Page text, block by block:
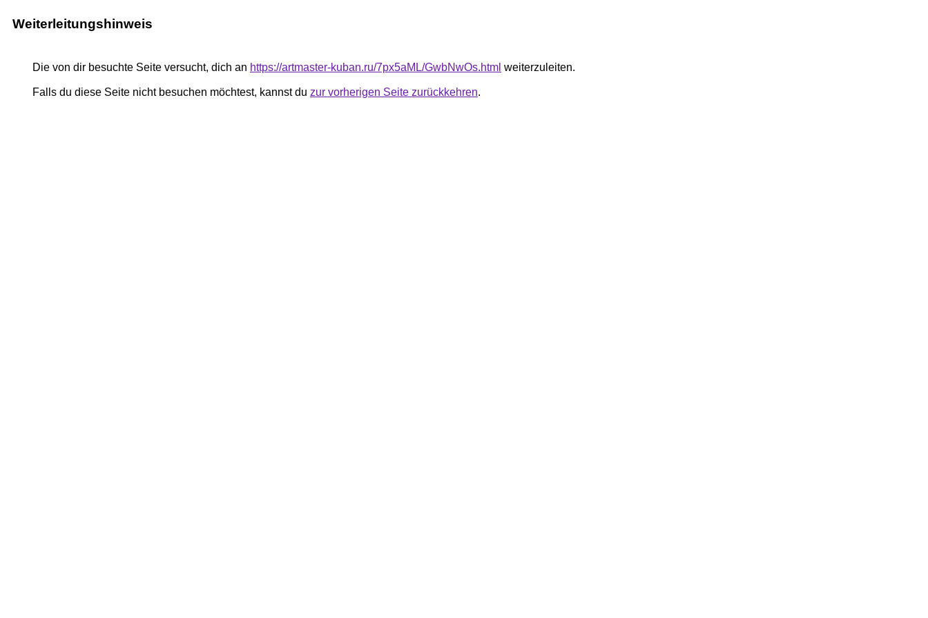
Weiterleitungshinweis
Die von dir besuchte Seite versucht, dich an https://artmaster-kuban.ru/7px5aML/GwbNwOs.html weiterzuleiten.
Falls du diese Seite nicht besuchen möchtest, kannst du zur vorherigen Seite zurückkehren.